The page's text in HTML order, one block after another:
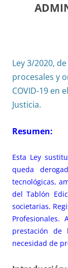
Ley 3/2020,
procesales y
COVID-19 en
Justicia.
Resumen:
Esta Ley
queda
tecnológicas,
del Tablón
societarias.
Profesionales.
prestación de
necesidad de